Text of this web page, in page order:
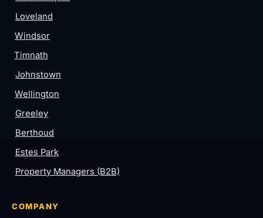
Loveland
Windsor
Timnath
Johnstown
Wellington
Greeley
Berthoud
Estes Park
Property Managers (B2B)
COMPANY